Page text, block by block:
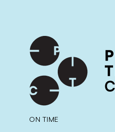
International shipping
ON TIME